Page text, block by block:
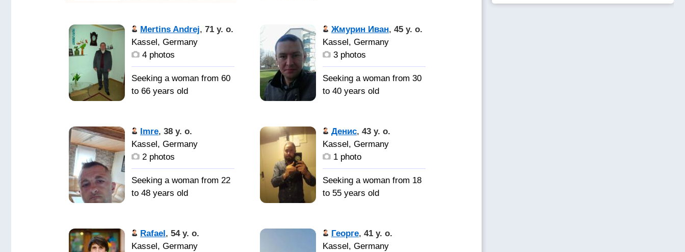
лишь сердце. Самого
главного глазами не
увидишь. Влюбиться в
прикоснуться к телу
любимой души! Я очень
летний дождь, море,
животных, природу,
цветы, книги, машины,
стран, красивые здания
и картины, также я
путешествовать, и даже
готовить))
Германии с девяностых
Mertins Andrej, 71 y. o.
Kassel, Germany
4 photos
Seeking a woman from 60
to 66 years old
для знакомства, дружбы
и для совместной жизни.
Жмурин Иван, 45 y. o.
Kassel, Germany
3 photos
Seeking a woman from 30
to 40 years old
добрую женщину для
серьёзных отношений
Imre, 38 y. o.
Kassel, Germany
2 photos
Seeking a woman from 22
to 48 years old
Денис, 43 y. o.
Kassel, Germany
1 photo
Seeking a woman from 18
to 55 years old
Rafael, 54 y. o.
Kassel, Germany
Георге, 41 y. o.
Kassel, Germany